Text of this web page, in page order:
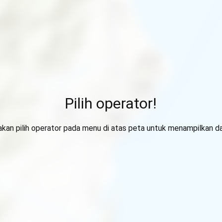
Pilih operator!
pilih operator pada menu di atas peta untuk menampilkan